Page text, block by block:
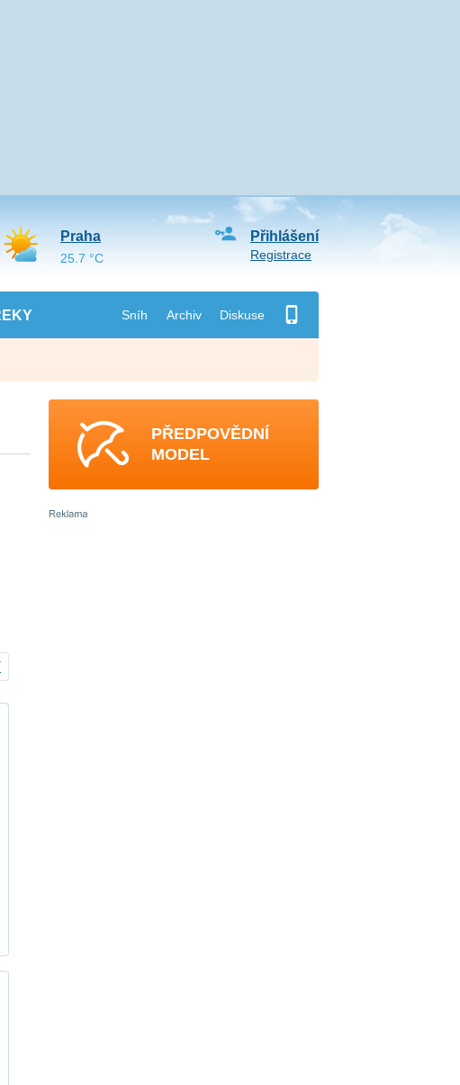
Sníh Archiv Diskuse
Přihlášení
Registrace
Praha
25.7 °C
PŘEDPOVĚDNÍ
MODEL